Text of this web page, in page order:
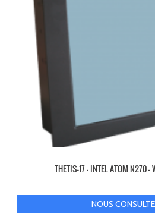
THETIS-17 – INTEL ATOM N270
NOUS